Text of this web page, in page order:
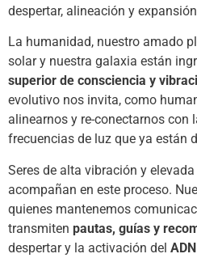
despertar, alineación y
La humanidad, nuestro amado
solar y nuestra galaxia están
superior de consciencia y
evolutivo nos invita, como
alinearnos y re-conectarnos con
frecuencias de luz que ya están
Seres de alta vibración y
acompañan en este proceso.
quienes mantenemos
transmiten pautas, guías y
despertar y la activación del